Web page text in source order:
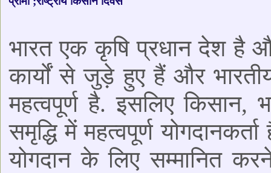
भारत एक कृषि प्रधान देश है
कार्यों से जुड़े हुए हैं और
महत्वपूर्ण है. इसलिए किसान,
समृद्धि में महत्वपूर्ण
योगदान के लिए सम्मानित